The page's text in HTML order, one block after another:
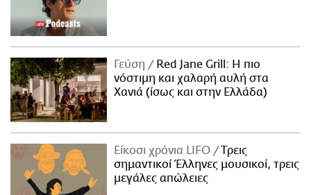
Γεύση
Red Jane Grill: Η πιο
νόστιμη και χαλαρή αυλή στα
Χανιά (ίσως και στην Ελλάδα)
Είκοσι χρόνια LIFO
Tρεις
σημαντικοί Έλληνες μουσικοί, τρεις
μεγάλες απώλειες